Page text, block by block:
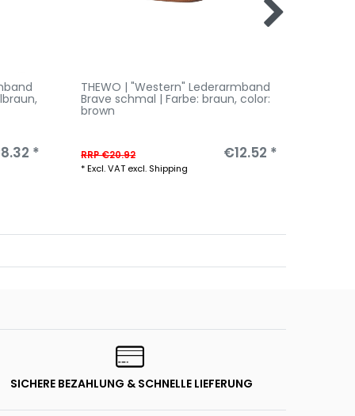
,
*
THEWO | "Western" Lederarmband
Brave schmal | Farbe: braun, color:
brown
RRP €20.92 €12.52 *
*Excl. VAT excl. Shipping
SICHERE BEZAHLUNG & SCHNELLE LIEFERUNG